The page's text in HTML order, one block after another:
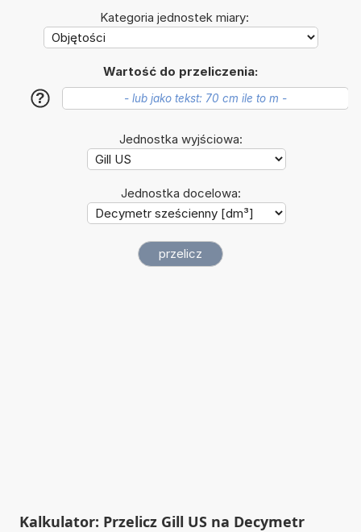
Kategoria jednostek miary:
Wartość do przeliczenia:
?
Jednostka wyjściowa:
Jednostka docelowa:
Kalkulator: Przelicz Gill US na Decymetr